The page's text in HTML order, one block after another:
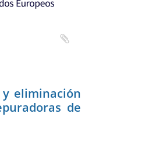
eliminación
de